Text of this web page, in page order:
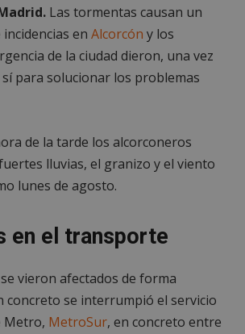
Las tormentas causan un
en Alcorcón y los
de la ciudad dieron, una vez
para solucionar los problemas
de la tarde los alcorconeros
lluvias, el granizo y el viento
lunes de agosto.
en el transporte
vieron afectados de forma
concreto se interrumpió el servicio
Metro, MetroSur, en concreto entre